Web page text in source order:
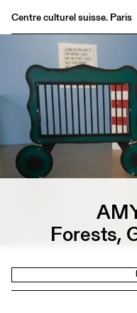
Centre culturel suisse. Paris
Librairie
Buvette
Archives
Médiathèque
Éditions
Informations
Forests,